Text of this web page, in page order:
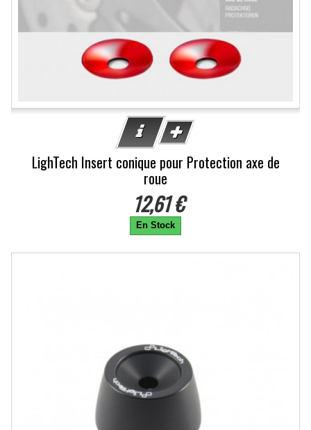
LighTech Insert conique pour Protection axe de
roue
12,61 €
En Stock